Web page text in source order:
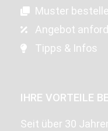
Muster
Angebot
Tipps & Infos
IHRE VORTEILE
Seit über 30